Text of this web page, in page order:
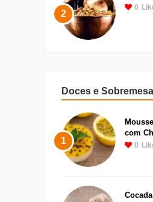
2
0
Doces e
1
com
0